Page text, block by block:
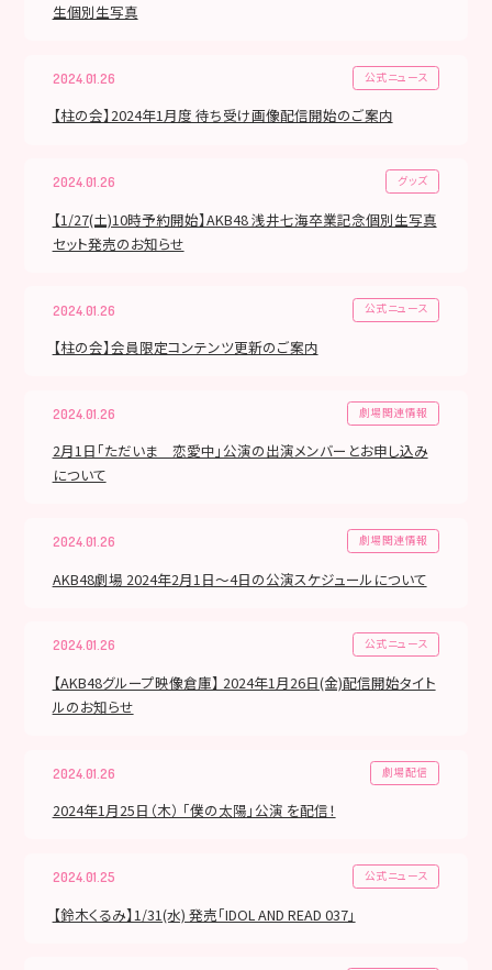
生個別生写真
2024.01.26 公式ニュース
【柱の会】2024年1月度 待ち受け画像配信開始のご案内
2024.01.26 グッズ
【1/27(土)10時予約開始】AKB48 浅井七海卒業記念個別生写真
セット発売のお知らせ
2024.01.26 公式ニュース
【柱の会】会員限定コンテンツ更新のご案内
2024.01.26 劇場関連情報
2月1日「ただいま 恋愛中」公演の出演メンバーとお申し込み
について
2024.01.26 劇場関連情報
AKB48劇場 2024年2月1日～4日の公演スケジュールについて
2024.01.26 公式ニュース
【AKB48グループ映像倉庫】 2024年1月26日(金)配信開始タイト
ルのお知らせ
2024.01.26 劇場配信
2024年1月25日（木） 「僕の太陽」公演 を配信！
2024.01.25 公式ニュース
【鈴木くるみ】1/31(水) 発売「IDOL AND READ 037」